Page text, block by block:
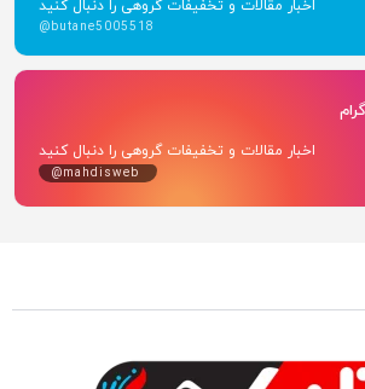
اخبار مقالات و تخفیفات گروهی را دنبال کنید
@butane5005518
اخبار مقالات و تخفیفات گروهی را دنبال کنید
@mahdisweb